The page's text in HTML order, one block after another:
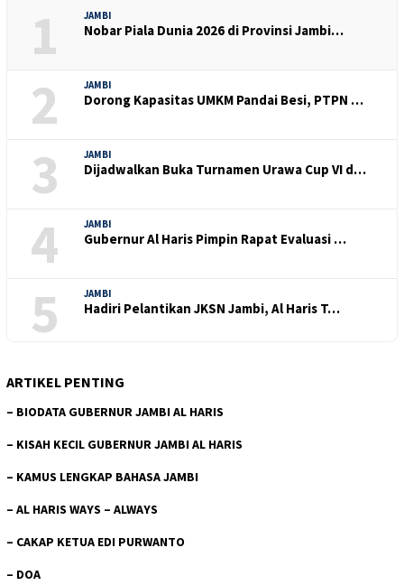
1 JAMBI
Nobar Piala Dunia 2026 di Provinsi Jambi…
2 JAMBI
Dorong Kapasitas UMKM Pandai Besi, PTPN …
3 JAMBI
Dijadwalkan Buka Turnamen Urawa Cup VI d…
4 JAMBI
Gubernur Al Haris Pimpin Rapat Evaluasi …
5 JAMBI
Hadiri Pelantikan JKSN Jambi, Al Haris T…
ARTIKEL PENTING
– BIODATA GUBERNUR JAMBI AL HARIS
– KISAH KECIL GUBERNUR JAMBI AL HARIS
– KAMUS LENGKAP BAHASA JAMBI
– AL HARIS WAYS – ALWAYS
– CAKAP KETUA EDI PURWANTO
– DOA